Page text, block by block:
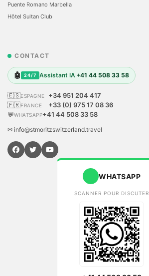
Puente Romano Marbella
Hôtel Sultan Club
CONTACT
🤖 24/7 Assistant IA +41 44 508 33 58
🇪🇸ESPAGNE
+34 951 204 417
🇫🇷FRANCE
+33 (0) 975 17 08 36
💬WHATSAPP+41 44 508 33 58
✉ info@stmoritzswitzerland.travel
WHATSAPP
SCANNER POUR DISCUTER